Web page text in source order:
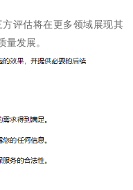
评估将在更多领域展现其
量发展。